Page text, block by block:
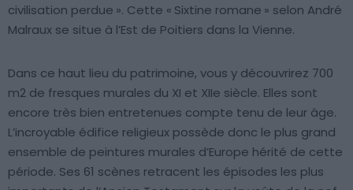
civilisation perdue ». Cette « Sixtine romane » selon André
Malraux se situe à l’Est de Poitiers dans la Vienne.
Dans ce haut lieu du patrimoine, vous y découvrirez 700
m2 de fresques murales du XI et XIIe siècle. Elles sont
encore très bien entretenues compte tenu de leur âge.
L’incroyable édifice religieux possède donc le plus grand
ensemble de peintures murales d’Europe hérité de cette
période. Ses 61 scènes retracent les épisodes les plus